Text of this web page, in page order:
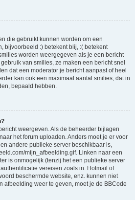
die gebruikt kunnen worden om een
bijvoorbeeld :) betekent blij, :( betekent
worden weergegeven als je een bericht
van smilies, ze maken een bericht snel
dat een moderator je bericht aanpast of heel
kan ook een maximaal aantal smilies, dat in
bepaald hebben.
weergeven. Als de beheerder bijlagen
het forum uploaden. Anders moet je er voor
andere publieke server beschikbaar is,
mijn_afbeelding.gif. Linken naar een
is onmogelijk (tenzij het een publieke server
vereisen zoals in: Hotmail of
beschermde website, enz. kunnen niet
afbeelding weer te geven, moet je de BBCode